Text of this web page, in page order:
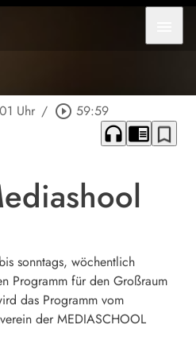
Uhr / play_circle_outline 59:59
headphones chrome_reader_mode bookmark_border
sonntags, wöchentlich
Programm für den Großraum
das Programm vom
der MEDIASCHOOL